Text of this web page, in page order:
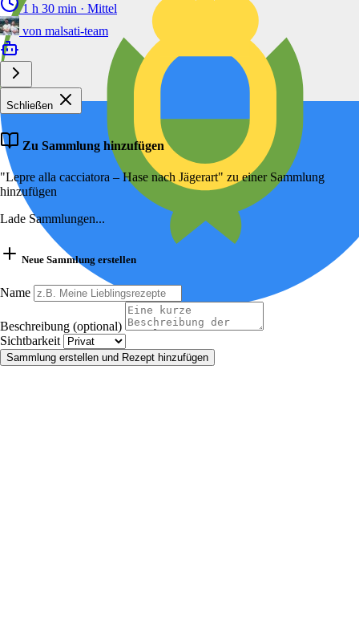
1 h 30 min · Mittel
von malsati-team
Schließen
Zu Sammlung hinzufügen
"Lepre alla cacciatora – Hase nach Jägerart" zu einer Sammlung
hinzufügen
Lade Sammlungen...
Neue Sammlung erstellen
Name
Beschreibung (optional)
Sichtbarkeit
Sammlung erstellen und Rezept hinzufügen